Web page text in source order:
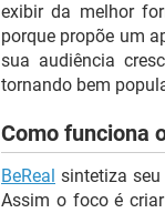
exibir da melhor
porque propõe um
sua audiência
tornando bem
Como funciona
BeReal sintetiza
Assim o foco é